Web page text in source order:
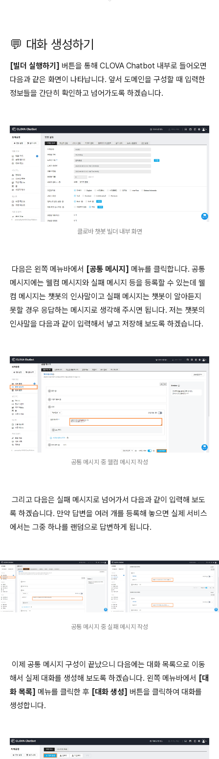
💬 대화 생성하기
[빌더 실행하기] 버튼을 통해 CLOVA Chatbot 내부로 들어오면
다음과 같은 화면이 나타납니다. 앞서 도메인을 구성할 때 입력한
정보들을 간단히 확인하고 넘어가도록 하겠습니다.
클로바 챗봇 빌더 내부 화면
다음은 왼쪽 메뉴바에서 [공통 메시지] 메뉴를 클릭합니다. 공통
메시지에는 웰컴 메시지와 실패 메시지 등을 등록할 수 있는데 웰
컴 메시지는 챗봇의 인사말이고 실패 메시지는 챗봇이 알아듣지
못할 경우 응답하는 메시지로 생각해 주시면 됩니다. 저는 챗봇의
인사말을 다음과 같이 입력해서 넣고 저장해 보도록 하겠습니다.
공통 메시지 중 웰컴 메시지 작성
그리고 다음은 실패 메시지로 넘어가서 다음과 같이 입력해 보도
록 하겠습니다. 만약 답변을 여러 개를 등록해 놓으면 실제 서비스
에서는 그중 하나를 랜덤으로 답변하게 됩니다.
공통 메시지 중 실패 메시지 작성
이제 공통 메시지 구성이 끝났으니 다음에는 대화 목록으로 이동
해서 실제 대화를 생성해 보도록 하겠습니다. 왼쪽 메뉴바에서 [대
화 목록] 메뉴를 클릭한 후 [대화 생성] 버튼을 클릭하여 대화를
생성합니다.